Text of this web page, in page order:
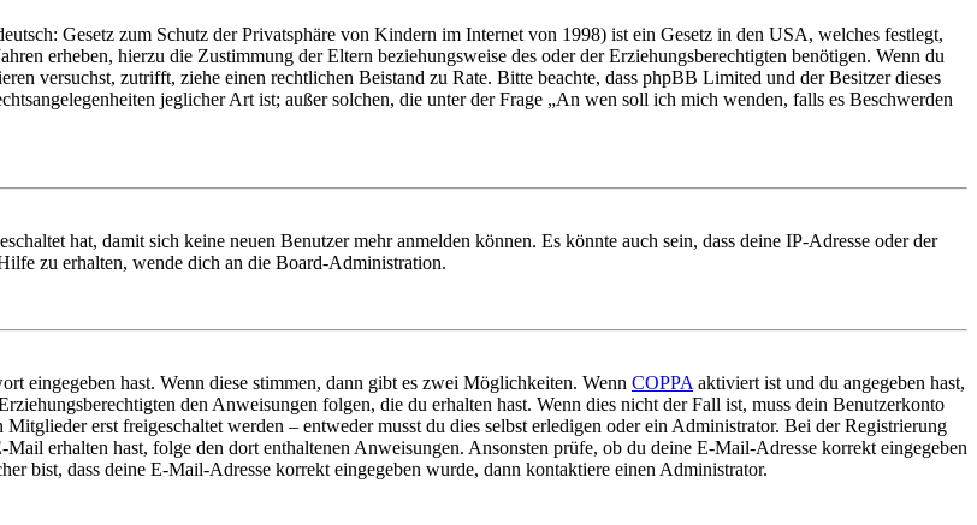
Gesetz zum Schutz der Privatsphäre von Kindern im Internet von 1998) ist ein Gesetz in den USA, welches festlegt,
erheben, hierzu die Zustimmung der Eltern beziehungsweise des oder der Erziehungsberechtigten benötigen. Wenn du
versuchst, zutrifft, ziehe einen rechtlichen Beistand zu Rate. Bitte beachte, dass phpBB Limited und der Besitzer dieses
jeglicher Art ist; außer solchen, die unter der Frage „An wen soll ich mich wenden, falls es Beschwerden
hat, damit sich keine neuen Benutzer mehr anmelden können. Es könnte auch sein, dass deine IP-Adresse oder der
zu erhalten, wende dich an die Board-Administration.
eingegeben hast. Wenn diese stimmen, dann gibt es zwei Möglichkeiten. Wenn COPPA aktiviert ist und du angegeben hast,
den Anweisungen folgen, die du erhalten hast. Wenn dies nicht der Fall ist, muss dein Benutzerkonto
erst freigeschaltet werden – entweder musst du dies selbst erledigen oder ein Administrator. Bei der Registrierung
erhalten hast, folge den dort enthaltenen Anweisungen. Ansonsten prüfe, ob du deine E-Mail-Adresse korrekt eingegeben
bist, dass deine E-Mail-Adresse korrekt eingegeben wurde, dann kontaktiere einen Administrator.